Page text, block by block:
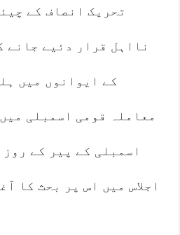
تحریک انصاف کے
نااہل قرار دئیے جانے
کے ایوانوں میں
معاملہ قومی اسمبلی
اسمبلی کے پیر کے
اجلاس میں اس پر بحث کا